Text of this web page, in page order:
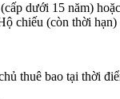
dưới 15 năm)
chiếu (còn thời hạn)
thuê bao tại thời